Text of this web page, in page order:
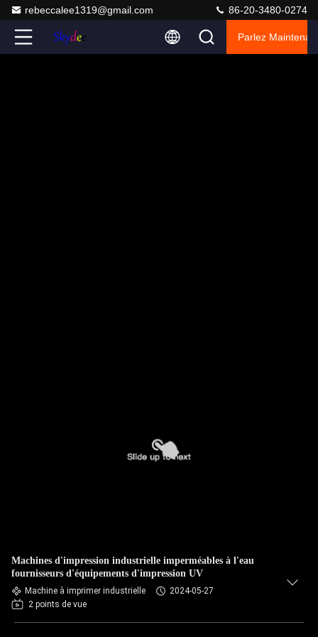
rebeccalee1319@gmail.com 86-20-3480-0274
Parlez
Machines d'impression industrielle imperméables à l'eau
fournisseurs d'équipements d'impression UV
Machine à imprimer industrielle
2024-05-27
2 points de vue